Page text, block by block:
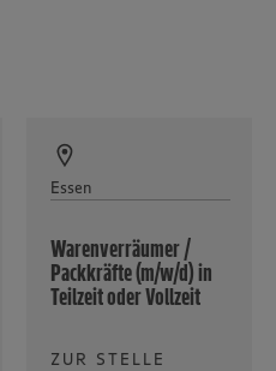
Essen
Warenverräumer /
Packkräfte (m/w/d) in
Teilzeit oder Vollzeit
ZUR STELLE